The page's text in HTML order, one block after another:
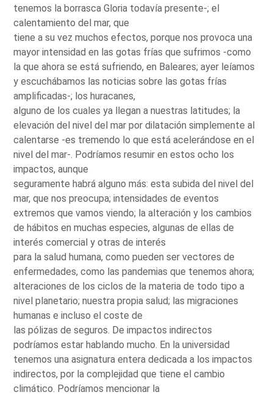
tenemos la borrasca Gloria todavía presente-; el
calentamiento del mar, que
tiene a su vez muchos efectos, porque nos provoca una
mayor intensidad en las gotas frías que sufrimos -como
la que ahora se está sufriendo, en Baleares; ayer leíamos
y escuchábamos las noticias sobre las gotas frías
amplificadas-; los huracanes,
alguno de los cuales ya llegan a nuestras latitudes; la
elevación del nivel del mar por dilatación simplemente al
calentarse -es tremendo lo que está acelerándose en el
nivel del mar-. Podríamos resumir en estos ocho los
impactos, aunque
seguramente habrá alguno más: esta subida del nivel del
mar, que nos preocupa; intensidades de eventos
extremos que vamos viendo; la alteración y los cambios
de hábitos en muchas especies, algunas de ellas de
interés comercial y otras de interés
para la salud humana, como pueden ser vectores de
enfermedades, como las pandemias que tenemos ahora;
alteraciones de los ciclos de la materia de todo tipo a
nivel planetario; nuestra propia salud; las migraciones
humanas e incluso el coste de
las pólizas de seguros. De impactos indirectos
podríamos estar hablando mucho. En la universidad
tenemos una asignatura entera dedicada a los impactos
indirectos, por la complejidad que tiene el cambio
climático. Podríamos mencionar la